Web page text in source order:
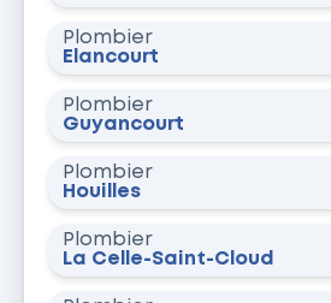
Plombier
Élancourt
Plombier
Guyancourt
Plombier
Houilles
Plombier
La Celle-Saint-Cloud